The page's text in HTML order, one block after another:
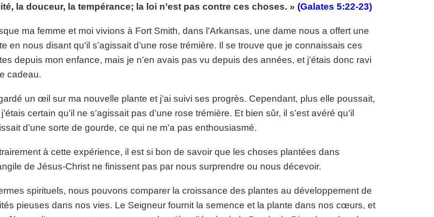
volume.
www.lafoiapostolique.org/wp-
lasse-rempli-de-tritesse.mp3
la douceur, la tempérance; la loi n’est pas contre ces choses. » (Galates 5:22-23)
ma femme et moi vivions à Fort Smith, dans l’Arkansas, une dame nous a offert une
en nous disant qu’il s’agissait d’une rose trémière. Il se trouve que je connaissais ces
depuis mon enfance, mais je n’en avais pas vu depuis des années, et j’étais donc ravi
cadeau.
un œil sur ma nouvelle plante et j’ai suivi ses progrès. Cependant, plus elle poussait,
certain qu’il ne s’agissait pas d’une rose trémière. Et bien sûr, il s’est avéré qu’il
d’une sorte de gourde, ce qui ne m’a pas enthousiasmé.
à cette expérience, il est si bon de savoir que les choses plantées dans
de Jésus-Christ ne finissent pas par nous surprendre ou nous décevoir.
spirituels, nous pouvons comparer la croissance des plantes au développement de
pieuses dans nos vies. Le Seigneur fournit la semence et la plante dans nos cœurs, et